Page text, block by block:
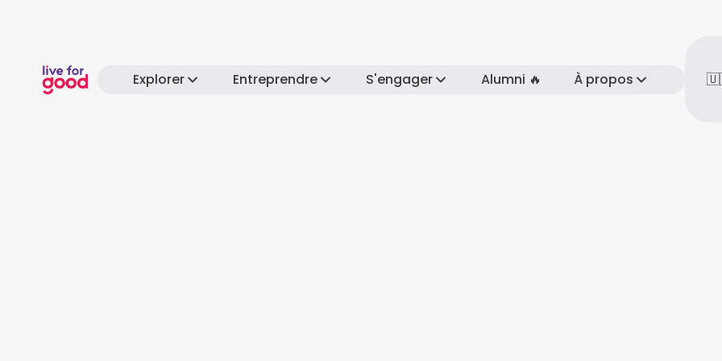
Explorer Entreprendre S'engager Alumni 🔥 À propos